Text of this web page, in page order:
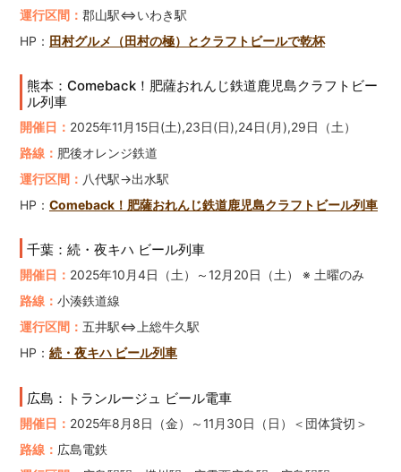
運行区間： 郡山駅⇔いわき駅
HP： 田村グルメ（田村の極）とクラフトビールで乾杯
熊本：Comeback！肥薩おれんじ鉄道鹿児島クラフトビー
ル列車
開催日： 2025年11月15日(土),23日(日),24日(月),29日（土）
路線： 肥後オレンジ鉄道
運行区間： 八代駅→出水駅
HP： Comeback！肥薩おれんじ鉄道鹿児島クラフトビール列車
千葉：続・夜キハ ビール列車
開催日： 2025年10月4日（土）～12月20日（土） ※ 土曜のみ
路線： 小湊鉄道線
運行区間： 五井駅⇔上総牛久駅
HP： 続・夜キハ ビール列車
広島：トランルージュ ビール電車
開催日： 2025年8月8日（金）～11月30日（日）＜団体貸切＞
路線： 広島電鉄